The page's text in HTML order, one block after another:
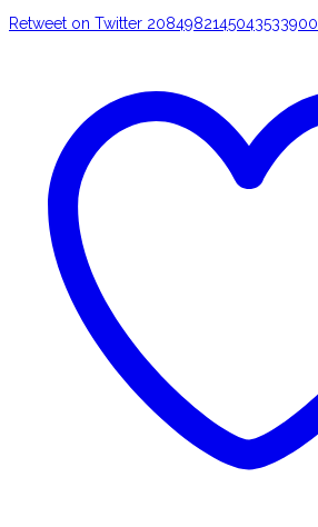
Retweet on Twitter 2084982145043533900